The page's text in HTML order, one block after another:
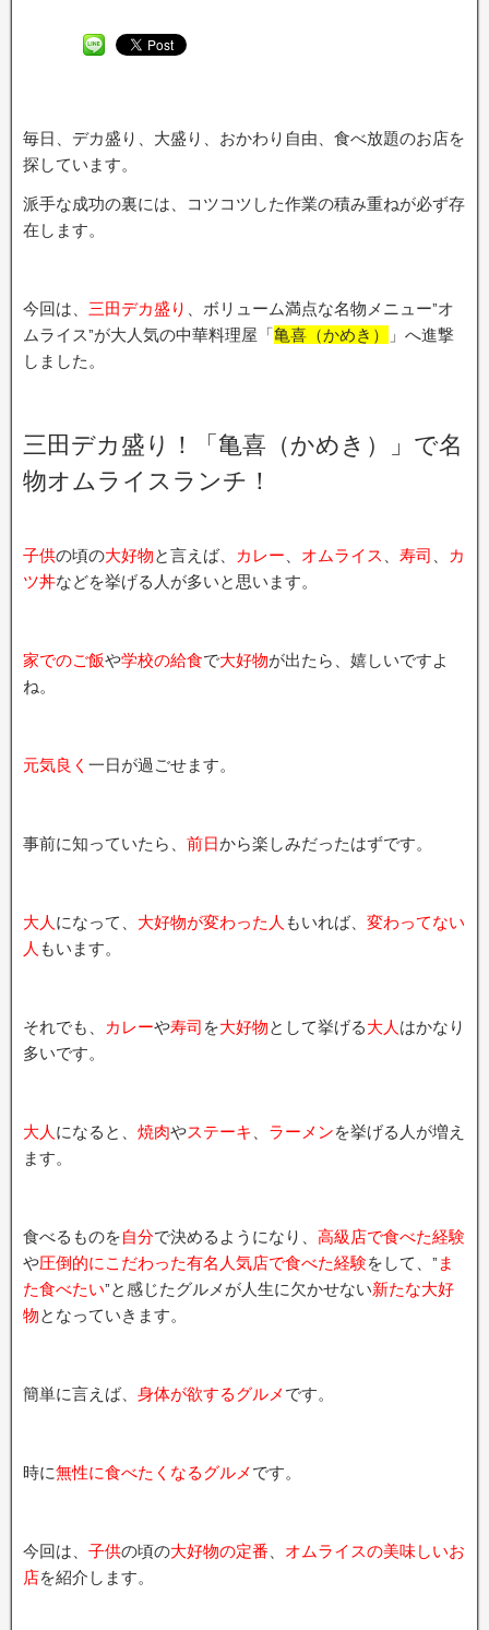
毎日、デカ盛り、大盛り、おかわり自由、食べ放題のお店を
探しています。
派手な成功の裏には、コツコツした作業の積み重ねが必ず存
在します。
今回は、 三田デカ盛り
、ボリューム満点な名物メニュー”オ
ムライス”が大人気の中華料理屋「亀喜（かめき）
」へ進撃
しました。
三田デカ盛り！「亀喜（かめき）」で名
物オムライスランチ！
子供の頃の大好物と言えば、 カレー オムライス 寿司
カ
ツ丼などを挙げる人が多いと思います。
家でのご飯や学校の給食で大好物が出たら、嬉しいですよ
ね。
元気良く 一日が過ごせます。
事前に知っていたら、 前日から楽しみだったはずです。
大人 になって、 大好物が変わった人 もいれば、 変わってない
人 もいます。
それでも、 カレーや寿司 を大好物として挙げる大人 はかなり
多いです。
大人 になると、 焼肉やステーキ ラーメンを挙げる人が増え
ます。
食べるものを自分で決めるようになり、 高級店で食べた経験
や圧倒的にこだわった有名人気店で食べた経験をして、” ま
た食べたい”と感じたグルメが人生に欠かせない新たな大好
物となっていきます。
簡単に言えば、 身体が欲するグルメ です。
時に無性に食べたくなるグルメ です。
今回は、 子供の頃の大好物の定番
オムライスの美味しいお
店を紹介します。